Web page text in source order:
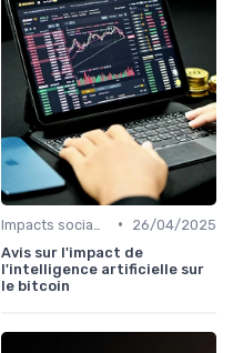
•
26/04/2025
Avis sur l'impact de
l'intelligence artificielle sur
le bitcoin